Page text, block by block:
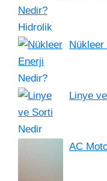
Nükleer
Linye
AC